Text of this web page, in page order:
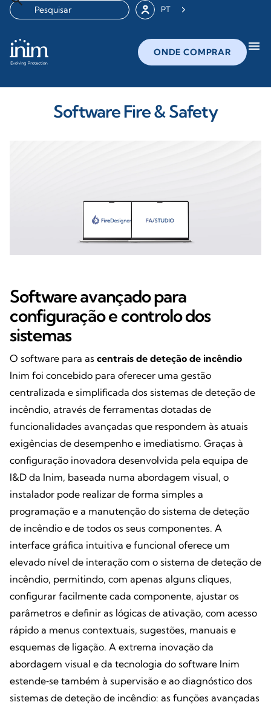
PT
ONDE COMPRAR menu
Software Fire & Safety
Software avançado para
configuração e controlo dos
sistemas
O software para as centrais de deteção de incêndio
Inim foi concebido para oferecer uma gestão
centralizada e simplificada dos sistemas de deteção de
incêndio, através de ferramentas dotadas de
funcionalidades avançadas que respondem às atuais
exigências de desempenho e imediatismo. Graças à
configuração inovadora desenvolvida pela equipa de
I&D da Inim, baseada numa abordagem visual, o
instalador pode realizar de forma simples a
programação e a manutenção do sistema de deteção
de incêndio e de todos os seus componentes. A
interface gráfica intuitiva e funcional oferece um
elevado nível de interação com o sistema de deteção de
incêndio, permitindo, com apenas alguns cliques,
configurar facilmente cada componente, ajustar os
parâmetros e definir as lógicas de ativação, com acesso
rápido a menus contextuais, sugestões, manuais e
esquemas de ligação. A extrema inovação da
abordagem visual e da tecnologia do software Inim
estende‑se também à supervisão e ao diagnóstico dos
sistemas de deteção de incêndio: as funções avançadas